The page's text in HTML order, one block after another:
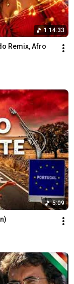
1:14:33
Remix, Afro
5:09